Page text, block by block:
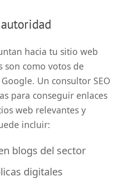
hacia tu sitio web
son como votos de
Un consultor SEO
para conseguir enlaces
web relevantes y
incluir:
blogs del sector
digitales